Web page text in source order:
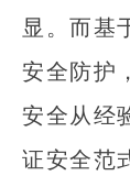
显。而基
安全防护
安全从经
证安全范